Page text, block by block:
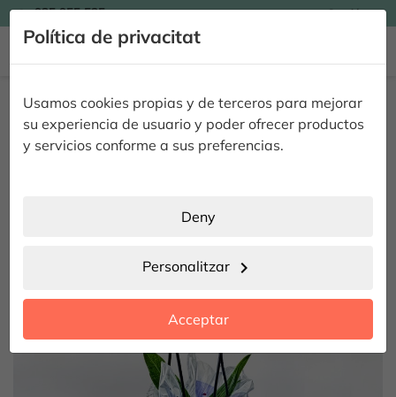
Política de privacitat
Usamos cookies propias y de terceros para mejorar
su experiencia de usuario y poder ofrecer productos
y servicios conforme a sus preferencias.
Deny
Personalitzar chevron_right
Acceptar
935 955 525 Catalán
Orquidea Phalaenopsis & Peluix